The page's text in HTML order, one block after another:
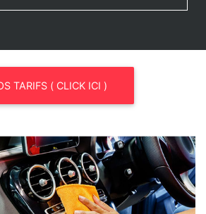
TARIFS ( CLICK ICI )